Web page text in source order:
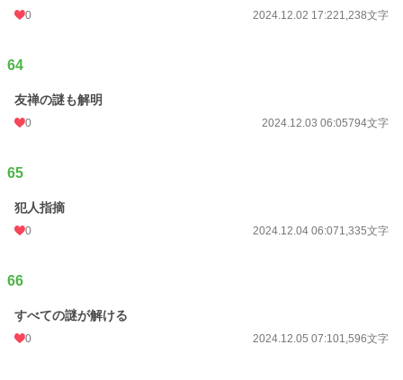
0 2024.12.02 17:221,238文字
64
友禅の謎も解明
0 2024.12.03 06:05794文字
65
犯人指摘
0 2024.12.04 06:071,335文字
66
すべての謎が解ける
0 2024.12.05 07:101,596文字